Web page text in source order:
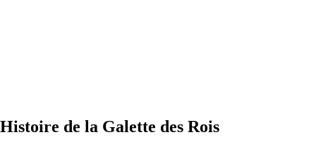
Histoire de la Galette des Rois